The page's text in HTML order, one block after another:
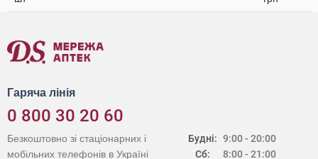
Гаряча лінія
0 800 30 20 60
Будні:
Сб:
9:00 - 20:00
8:00 - 21:00
Безкоштовно зі стаціонарних і
мобільних телефонів в Україні